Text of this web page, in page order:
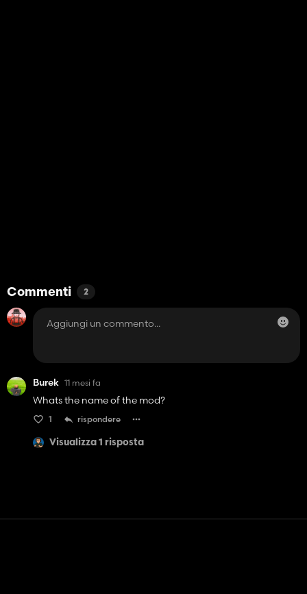
Commenti 2
Burek 11 mesi fa
Whats the name of the mod?
1 rispondere
Visualizza 1 risposta